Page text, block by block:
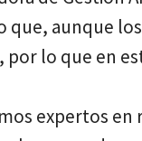
que, aunque
lo que en
expertos